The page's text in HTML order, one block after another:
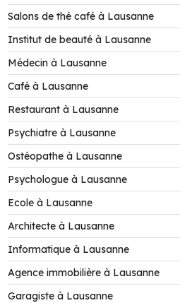
Salons de thé café à Lausanne
Institut de beauté à Lausanne
Médecin à Lausanne
Café à Lausanne
Restaurant à Lausanne
Psychiatre à Lausanne
Ostéopathe à Lausanne
Psychologue à Lausanne
Ecole à Lausanne
Architecte à Lausanne
Informatique à Lausanne
Agence immobilière à Lausanne
Garagiste à Lausanne